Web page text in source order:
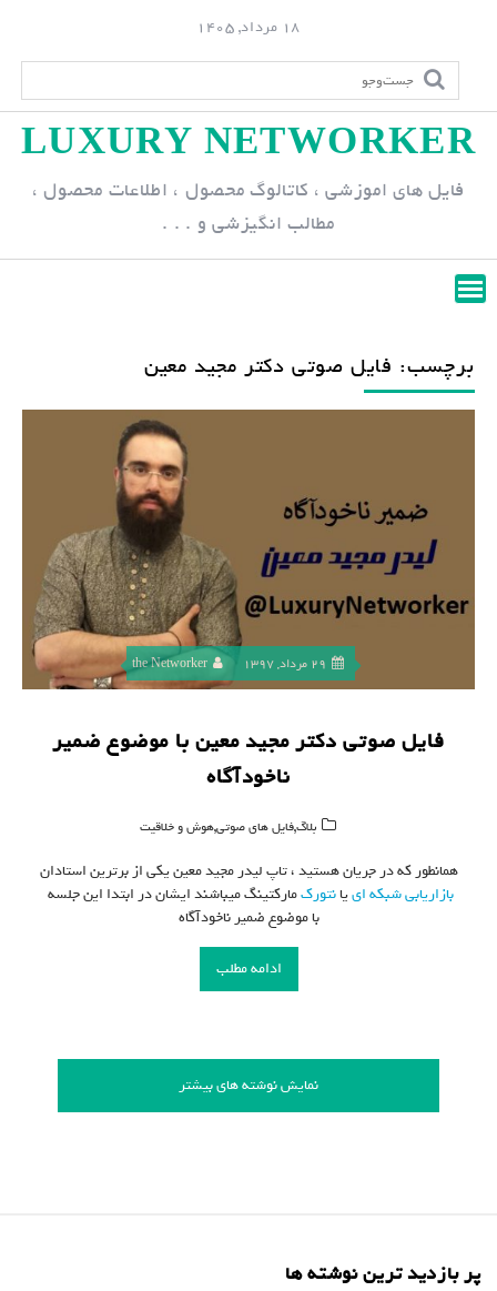
p
n
18 مرداد, 1405
LUXURY NETWORKER
فایل های اموزشی ، کاتالوگ محصول ، اطلاعات محصول ،
مطالب انگیزشی و . . .
برچسب: فایل صوتی دکتر مجید معین
29 مرداد, 1397 the Networker
فایل صوتی دکتر مجید معین با موضوع ضمیر
ناخودآگاه
بلاگ,فایل های صوتی,هوش و خلاقیت
همانطور که در جریان هستید ، تاپ لیدر مجید معین یکی از برترین استادان
بازاریابی شبکه اییانتورکمارکتینگ میباشند ایشان در ابتدا این جلسه
با موضوع ضمیر ناخودآگاه
ادامه مطلب
نمایش نوشته های بیشتر
پر بازدید ترین نوشته ها